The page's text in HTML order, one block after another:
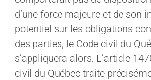
d’une force majeure et de son
potentiel sur les obligations
des parties, le Code civil du
s’appliquera alors. L’article
civil du Québec traite